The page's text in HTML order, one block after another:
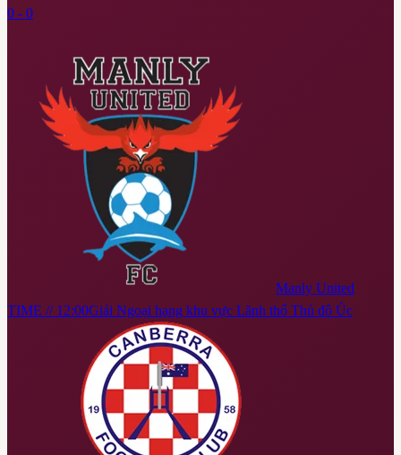
0 - 0
Manly United
TIME // 12:00Giải Ngoại hạng khu vực Lãnh thổ Thủ đô Úc